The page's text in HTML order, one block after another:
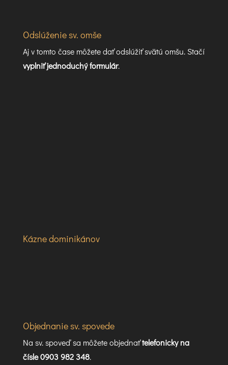
Odslúženie sv. omše
Aj v tomto čase môžete dať odslúžiť svätú omšu. Stačí
vyplniť jednoduchý formulár.
Kázne dominikánov
Objednanie sv. spovede
Na sv. spoveď sa môžete objednaťtelefonicky na
čísle 0903 982 348.